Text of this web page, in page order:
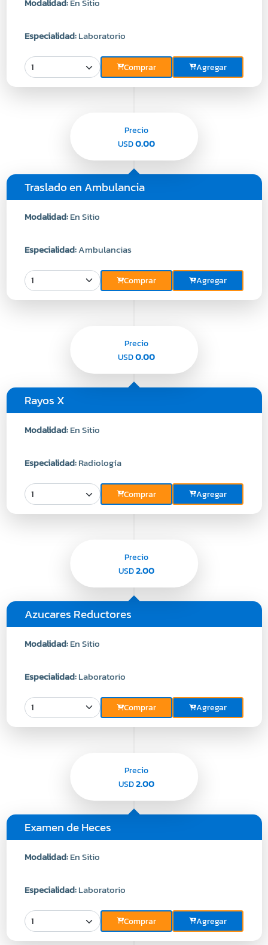
Modalidad:En Sitio
Especialidad:Laboratorio
Comprar Agregar
Traslado en Ambulancia
Modalidad:En Sitio
Especialidad:Ambulancias
Comprar Agregar
Precio
USD0.00
Rayos X
Modalidad:En Sitio
Especialidad:Radiología
Comprar Agregar
Precio
USD0.00
Azucares Reductores
Modalidad:En Sitio
Especialidad:Laboratorio
Comprar Agregar
Precio
USD2.00
Examen de Heces
Modalidad:En Sitio
Especialidad:Laboratorio
Comprar Agregar
Precio
USD2.00